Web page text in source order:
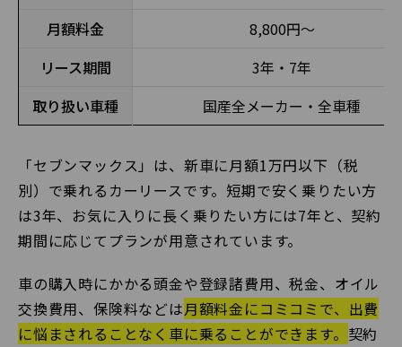
月額料金
8,800円〜
リース期間
3年・7年
取り扱い車種
国産全メーカー・全車種
「セブンマックス」は、新車に月額1万円以下（税
別）で乗れるカーリースです。短期で安く乗りたい方
は3年、お気に入りに長く乗りたい方には7年と、契約
期間に応じてプランが用意されています。
車の購入時にかかる頭金や登録諸費用、税金、オイル
交換費用、保険料などは月額料金にコミコミで、出費
に悩まされることなく車に乗ることができます。 契約